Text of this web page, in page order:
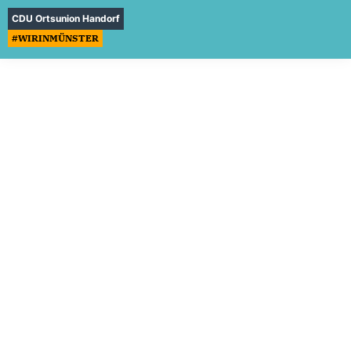
CDU Ortsunion Handorf
#WIRINMÜNSTER